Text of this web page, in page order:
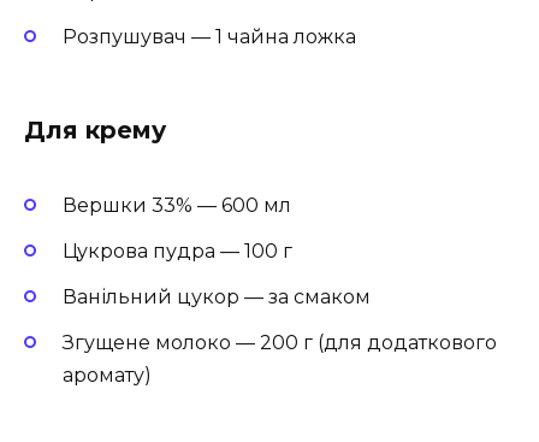
Розпушувач — 1 чайна ложка
Для крему
Вершки 33% — 600 мл
Цукрова пудра — 100 г
Ванільний цукор — за смаком
Згущене молоко — 200 г (для додаткового
аромату)